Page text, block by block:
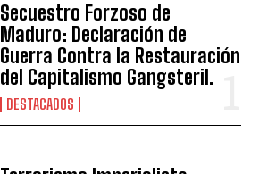
Secuestro Forzoso de
Maduro: Declaración de
Guerra Contra la Restauración
del Capitalismo Gangsteril.
DESTACADOS